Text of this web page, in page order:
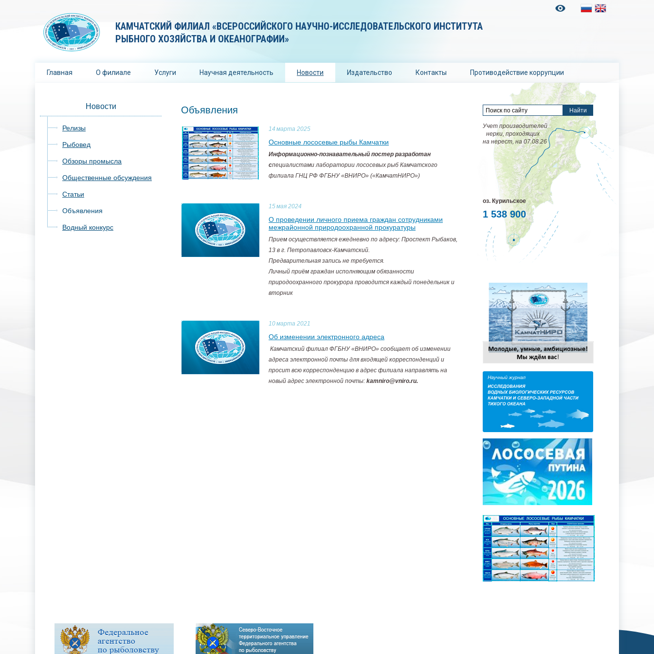
КАМЧАТСКИЙ ФИЛИАЛ «ВСЕРОССИЙСКОГО НАУЧНО-ИССЛЕДОВАТЕЛЬСКОГО ИНСТИТУТА
РЫБНОГО ХОЗЯЙСТВА И ОКЕАНОГРАФИИ»
Главная О филиале Услуги Научная деятельность Новости Издательство Контакты Противодействие коррупции
Новости
Релизы
Рыбовед
Обзоры промысла
Общественные обсуждения
Статьи
Объявления
Водный конкурс
Объявления
14 марта 2025
Основные лососевые рыбы Камчатки
Информационно-познавательный постер разработан
специалистами лаборатории лососевых рыб Камчатского
филиала ГНЦ РФ ФГБНУ «ВНИРО» («КамчатНИРО»)
15мая 2024
О проведении личного приема граждан сотрудниками
межрайонной природоохранной прокуратуры
Прием осуществляется ежедневно по адресу: Проспект Рыбаков,
13 в г. Петропавловск-Камчатский.
Предварительная запись не требуется.
Личный приём граждан исполняющим обязанности
природоохранного прокурора проводится каждый понедельник и
вторник
10марта 2021
Об изменении электронного адреса
Камчатский филиал ФГБНУ «ВНИРО» сообщает об изменении
адреса электронной почты для входящей корреспонденций и
просит всю корреспонденцию в адрес филиала направлять на
новый адрес электронной почты: kamniro@vniro.ru.
Учет производителей
нерки, проходящих
на нерест, на 07.08.26
оз. Курильское
1 538 900